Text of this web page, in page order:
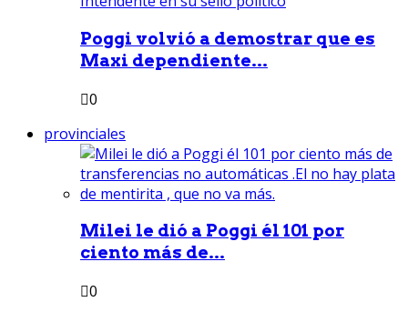
Poggi volvió a demostrar que es
Maxi dependiente...
0
provinciales
Milei le dió a Poggi él 101 por
ciento más de...
0